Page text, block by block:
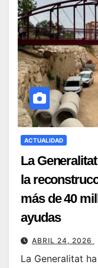
ACTUALIDAD
La
la
más de 40
ayudas
ABRIL 24, 2026
La Generalitat